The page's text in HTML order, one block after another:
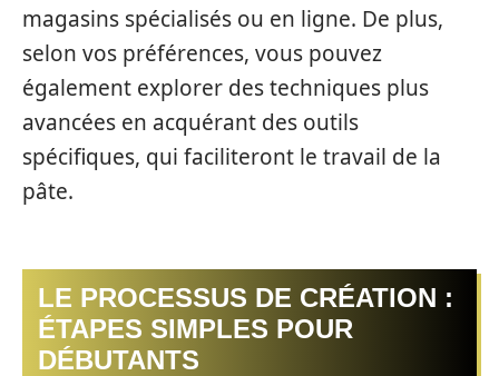
magasins spécialisés ou en ligne. De plus,
selon vos préférences, vous pouvez
également explorer des techniques plus
avancées en acquérant des outils
spécifiques, qui faciliteront le travail de la
pâte.
LE PROCESSUS DE CRÉATION :
ÉTAPES SIMPLES POUR
DÉBUTANTS